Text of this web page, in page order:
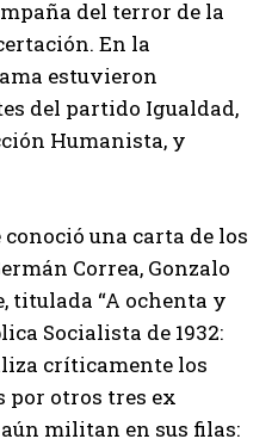
del terror de la
En la
estuvieron
del partido Igualdad,
Humanista, y
conoció una carta de los
Correa, Gonzalo
titulada “A ochenta y
Socialista de 1932:
críticamente los
por otros tres ex
militan en sus filas: